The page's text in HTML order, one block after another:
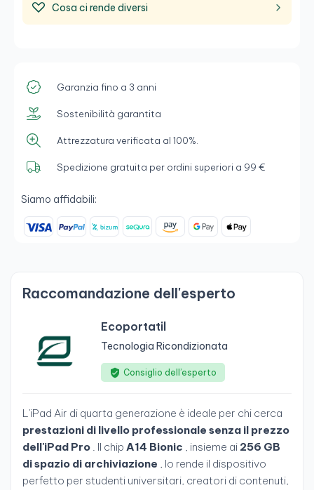
Cosa ci rende diversi
Garanzia fino a 3 anni
Sostenibilità garantita
Attrezzatura verificata al 100%.
Spedizione gratuita per ordini superiori a 99 €
Siamo affidabili:
Raccomandazione dell'esperto
Ecoportatil
Tecnologia Ricondizionata
Consiglio dell’esperto
L'iPad Air di quarta generazione è ideale per chi cerca
prestazioni di livello professionale senza il prezzo
dell'iPad Pro . Il chip A14 Bionic , insieme ai 256 GB
di spazio di archiviazione , lo rende il dispositivo
perfetto per studenti universitari, creatori di contenuti,